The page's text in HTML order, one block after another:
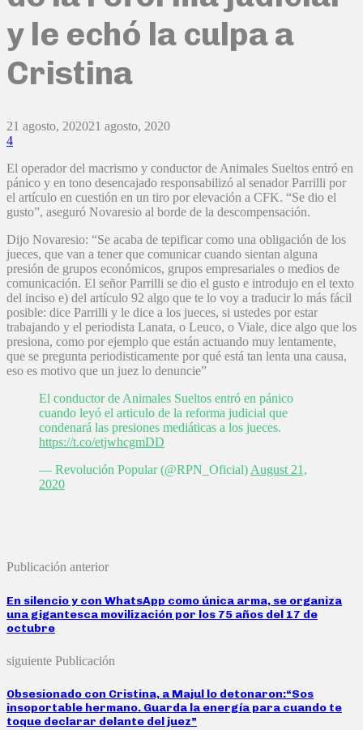
y le echó la culpa a
Cristina
21 agosto, 202021 agosto, 2020
4
El operador del macrismo y conductor de Animales Sueltos entró en
pánico y en tono desencajado responsabilizó al senador Parrilli por
el artículo en cuestión en un tiro por elevación a CFK. “Se dio el
gusto”, aseguró Novaresio al borde de la descompensación.
Dijo Novaresio: “Se acaba de tepificar como una obligación de los
jueces, que van a tener que comunicar cuando sientan alguna
presión de grupos económicos, grupos empresariales o medios de
comunicación. El señor Parrilli se dio el gusto e introdujo en el texto
del inciso e) del artículo 92 algo que te lo voy a traducir lo más fácil
posible: dice Parrilli y le dice a los jueces, si ustedes por estar
trabajando y el periodista Lanata, o Leuco, o Viale, dice algo que los
presiona, como por ejemplo que están actuando muy lentamente,
que se pregunta periodisticamente por qué está tan lenta una causa,
eso es motivo que un juez lo denuncie”
El conductor de Animales Sueltos entró en pánico
cuando leyó el articulo de la reforma judicial que
condenará las presiones mediáticas a los jueces.
https://t.co/etjwhcgmDD
— Revolución Popular (@RPN_Oficial) August 21,
2020
Publicación anterior
En silencio y con WhatsApp como única arma, se organiza
una gigantesca movilización por los 75 años del 17 de
octubre
siguiente Publicación
Obsesionado con Cristina, a Majul lo detonaron:“Sos
insoportable hermano. Guarda la energía para cuando te
toque declarar delante del juez”